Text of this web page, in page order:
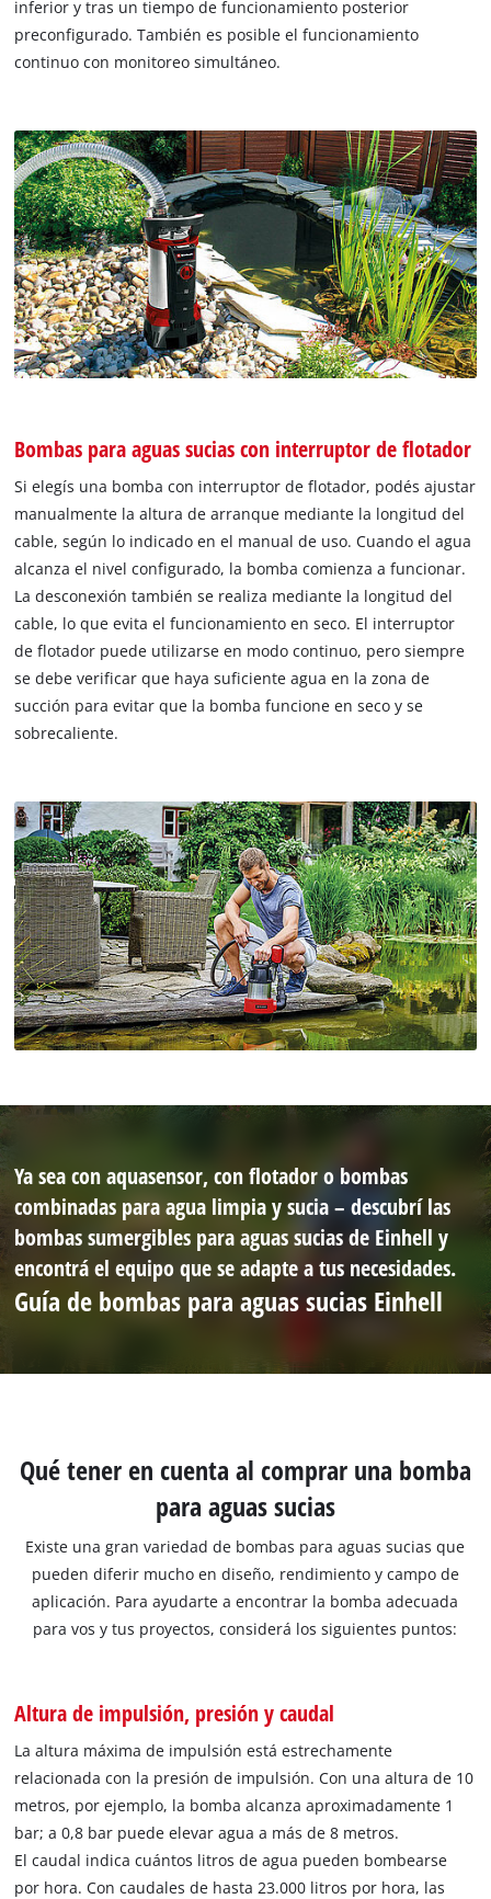
inferior y tras un tiempo de funcionamiento posterior
preconfigurado. También es posible el funcionamiento
continuo con monitoreo simultáneo.
Bombas para aguas sucias con interruptor de flotador
Si elegís una bomba con interruptor de flotador, podés ajustar
manualmente la altura de arranque mediante la longitud del
cable, según lo indicado en el manual de uso. Cuando el agua
alcanza el nivel configurado, la bomba comienza a funcionar.
La desconexión también se realiza mediante la longitud del
cable, lo que evita el funcionamiento en seco. El interruptor
de flotador puede utilizarse en modo continuo, pero siempre
se debe verificar que haya suficiente agua en la zona de
succión para evitar que la bomba funcione en seco y se
sobrecaliente.
Ya sea con aquasensor, con flotador o bombas
combinadas para agua limpia y sucia – descubrí las
bombas sumergibles para aguas sucias de Einhell y
encontrá el equipo que se adapte a tus necesidades.
Guía de bombas para aguas sucias Einhell
Qué tener en cuenta al comprar una bomba
para aguas sucias
Existe una gran variedad de bombas para aguas sucias que
pueden diferir mucho en diseño, rendimiento y campo de
aplicación. Para ayudarte a encontrar la bomba adecuada
para vos y tus proyectos, considerá los siguientes puntos:
Altura de impulsión, presión y caudal
La altura máxima de impulsión está estrechamente
relacionada con la presión de impulsión. Con una altura de 10
metros, por ejemplo, la bomba alcanza aproximadamente 1
bar; a 0,8 bar puede elevar agua a más de 8 metros.
El caudal indica cuántos litros de agua pueden bombearse
por hora. Con caudales de hasta 23.000 litros por hora, las